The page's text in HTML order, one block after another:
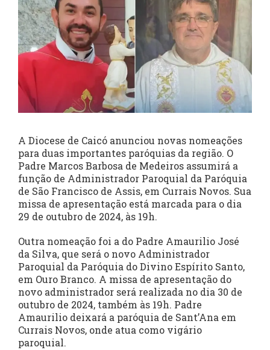
A Diocese de Caicó anunciou novas nomeações
para duas importantes paróquias da região. O
Padre Marcos Barbosa de Medeiros assumirá a
função de Administrador Paroquial da Paróquia
de São Francisco de Assis, em Currais Novos. Sua
missa de apresentação está marcada para o dia
29 de outubro de 2024, às 19h.
Outra nomeação foi a do Padre Amaurilio José
da Silva, que será o novo Administrador
Paroquial da Paróquia do Divino Espírito Santo,
em Ouro Branco. A missa de apresentação do
novo administrador será realizada no dia 30 de
outubro de 2024, também às 19h. Padre
Amaurilio deixará a paróquia de Sant’Ana em
Currais Novos, onde atua como vigário
paroquial.